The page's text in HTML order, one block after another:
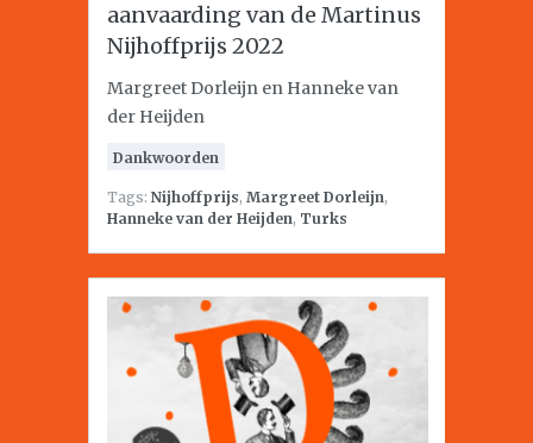
aanvaarding van de Martinus
Nijhoffprijs 2022
Margreet Dorleijn en Hanneke van
der Heijden
Dankwoorden
Tags: Nijhoffprijs, Margreet Dorleijn,
Hanneke van der Heijden, Turks